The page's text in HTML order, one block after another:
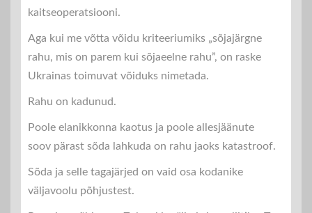
kaitseoperatsiooni.
Aga kui me võtta võidu kriteeriumiks „sõjajärgne
rahu, mis on parem kui sõjaeelne rahu”, on raske
Ukrainas toimuvat võiduks nimetada.
Rahu on kadunud.
Poole elanikkonna kaotus ja poole allesjäänute
soov pärast sõda lahkuda on rahu jaoks katastroof.
Sõda ja selle tagajärjed on vaid osa kodanike
väljavoolu põhjustest.